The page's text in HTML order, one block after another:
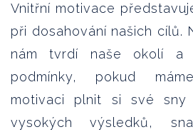
Vnitřní motivace
při dosahování našich cílů.
nám tvrdí naše okolí a
podmínky, pokud
motivaci plnit si své sny
vysokých výsledků,